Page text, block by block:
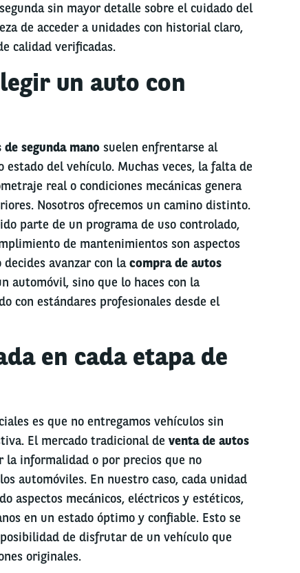
sin mayor detalle sobre el cuidado del
de acceder a unidades con historial claro,
calidad verificadas.
un auto con
de segunda manosuelen enfrentarse al
estado del vehículo. Muchas veces, la falta de
real o condiciones mecánicas genera
Nosotros ofrecemos un camino distinto.
parte de un programa de uso controlado,
de mantenimientos son aspectos
decides avanzar con lacompra de autos
automóvil, sino que lo haces con la
con estándares profesionales desde el
en cada etapa de
es que no entregamos vehículos sin
El mercado tradicional de venta de autos
la informalidad o por precios que no
automóviles. En nuestro caso, cada unidad
aspectos mecánicos, eléctricos y estéticos,
en un estado óptimo y confiable. Esto se
de disfrutar de un vehículo que
originales.